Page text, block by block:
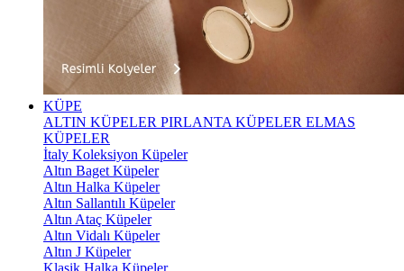
KÜPE
ALTIN KÜPELER PIRLANTA KÜPELER ELMAS
KÜPELER
İtaly Koleksiyon Küpeler
Altın Baget Küpeler
Altın Halka Küpeler
Altın Sallantılı Küpeler
Altın Ataç Küpeler
Altın Vidalı Küpeler
Altın J Küpeler
Klasik Halka Küpeler